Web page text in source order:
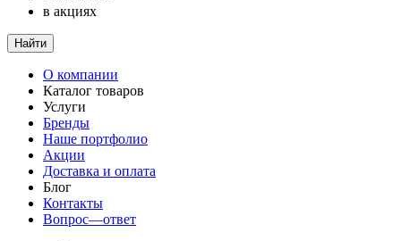
в акциях
Найти
О компании
Каталог товаров
Услуги
Бренды
Наше портфолио
Акции
Доставка и оплата
Блог
Контакты
Вопрос—ответ